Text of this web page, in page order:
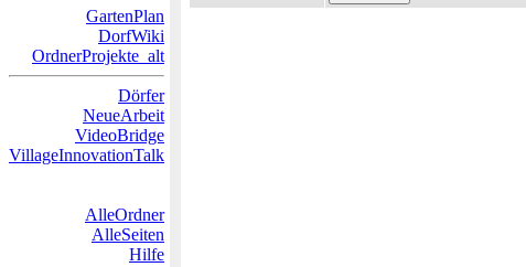
GartenPlan
DorfWiki
OrdnerProjekte_alt
Dörfer
NeueArbeit
VideoBridge
VillageInnovationTalk
AlleOrdner
AlleSeiten
Hilfe